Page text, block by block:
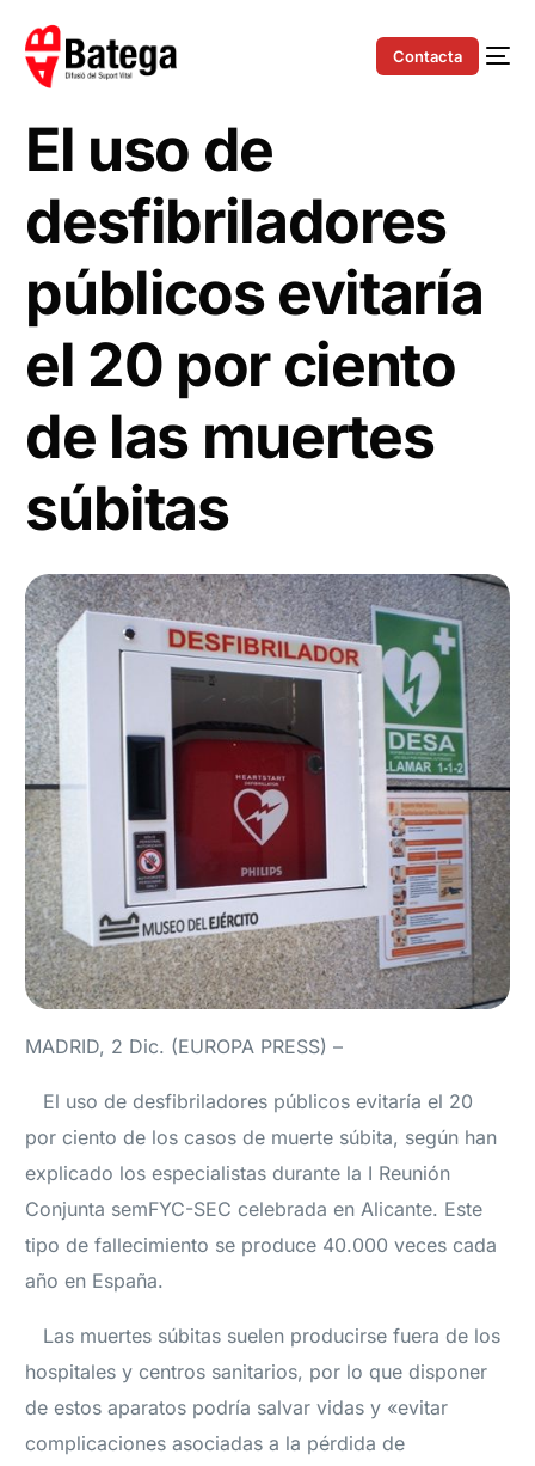
Contacta
El uso de
desfibriladores
públicos evitaría
el 20 por ciento
de las muertes
súbitas
MADRID, 2 Dic. (EUROPA PRESS) –
El uso de desfibriladores públicos evitaría el 20
por ciento de los casos de muerte súbita, según han
explicado los especialistas durante la I Reunión
Conjunta semFYC-SEC celebrada en Alicante. Este
tipo de fallecimiento se produce 40.000 veces cada
año en España.
Las muertes súbitas suelen producirse fuera de los
hospitales y centros sanitarios, por lo que disponer
de estos aparatos podría salvar vidas y «evitar
complicaciones asociadas a la pérdida de